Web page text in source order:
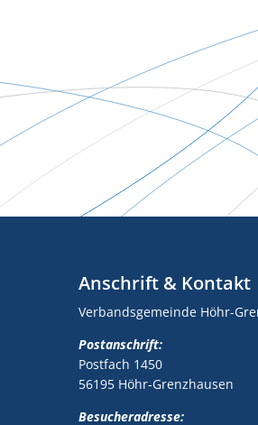
Anschrift & Kontakt
Verbandsgemeinde Höhr-
Postanschrift:
Postfach 1450
56195 Höhr-Grenzhausen
Besucheradresse: